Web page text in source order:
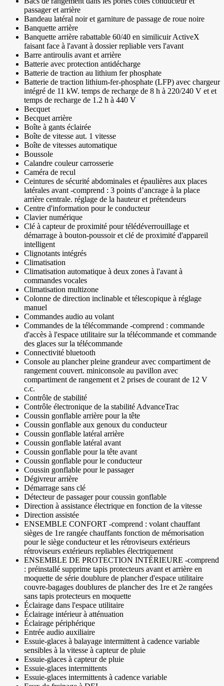
passager et arrière
Bandeau latéral noir et garniture de passage de roue noire
Banquette arrière
Banquette arrière rabattable 60/40 en similicuir ActiveX
faisant face à l'avant à dossier repliable vers l'avant
Barre antiroulis avant et arrière
Batterie avec protection antidécharge
Batterie de traction au lithium fer phosphate
Batterie de traction lithium-fer-phosphate (LFP) avec chargeur
intégré de 11 kW. temps de recharge de 8 h à 220/240 V et et
temps de recharge de 1.2 h à 440 V
Becquet
Becquet arrière
Boîte à gants éclairée
Boîte de vitesse aut. 1 vitesse
Boîte de vitesses automatique
Boussole
Calandre couleur carrosserie
Caméra de recul
Ceintures de sécurité abdominales et épaulières aux places
latérales avant -comprend : 3 points d’ancrage à la place
arrière centrale. réglage de la hauteur et prétendeurs
Centre d'information pour le conducteur
Clavier numérique
Clé à capteur de proximité pour télédéverrouillage et
démarrage à bouton-poussoir et clé de proximité d'appareil
intelligent
Clignotants intégrés
Climatisation
Climatisation automatique à deux zones à l'avant à
commandes vocales
Climatisation multizone
Colonne de direction inclinable et télescopique à réglage
manuel
Commandes audio au volant
Commandes de la télécommande -comprend : commande
d'accès à l'espace utilitaire sur la télécommande et commande
des glaces sur la télécommande
Connectivité bluetooth
Console au plancher pleine grandeur avec compartiment de
rangement couvert. miniconsole au pavillon avec
compartiment de rangement et 2 prises de courant de 12 V
c.c.
Contrôle de stabilité
Contrôle électronique de la stabilité AdvanceTrac
Coussin gonflable arrière pour la tête
Coussin gonflable aux genoux du conducteur
Coussin gonflable latéral arrière
Coussin gonflable latéral avant
Coussin gonflable pour la tête avant
Coussin gonflable pour le conducteur
Coussin gonflable pour le passager
Dégivreur arrière
Démarrage sans clé
Détecteur de passager pour coussin gonflable
Direction à assistance électrique en fonction de la vitesse
Direction assistée
ENSEMBLE CONFORT -comprend : volant chauffant
sièges de 1re rangée chauffants fonction de mémorisation
pour le siège conducteur et les rétroviseurs extérieurs
rétroviseurs extérieurs repliables électriquement
ENSEMBLE DE PROTECTION INTÉRIEURE -comprend
: préinstallé supprime tapis protecteurs avant et arrière en
moquette de série doublure de plancher d'espace utilitaire
couvre-bagages doublures de plancher des 1re et 2e rangées
sans tapis protecteurs en moquette
Éclairage dans l'espace utilitaire
Éclairage intérieur à atténuation
Éclairage périphérique
Entrée audio auxiliaire
Essuie-glaces à balayage intermittent à cadence variable
sensibles à la vitesse à capteur de pluie
Essuie-glaces à capteur de pluie
Essuie-glaces intermittents
Essuie-glaces intermittents à cadence variable